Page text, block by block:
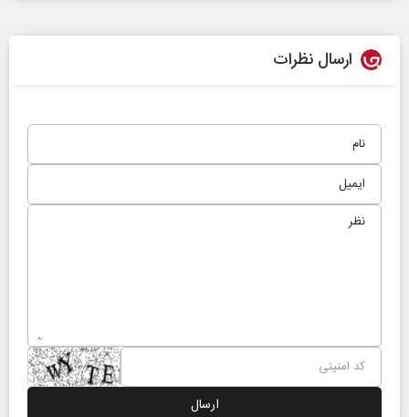
ارسال نظرات